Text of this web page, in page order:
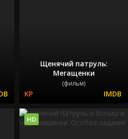
Щенячий патруль:
Мегащенки
(фильм)
HD